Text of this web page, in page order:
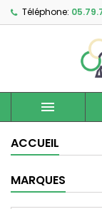
Téléphone:

ACCUEIL
MARQUES
Ajouter
Créer une
Créer
Nom de la
Vous devez
à votre liste